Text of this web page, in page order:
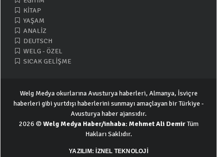
KİTAP
YAŞAM
ANALİZ
DEUTSCH
WELG - ÖZEL
SICAK GELİŞME
Welg Medya okurlarına Avusturya haberleri, Almanya, İsviçre
haberleri gibi yurtdışı haberlerini sunmayı amaçlayan bir Türkiye -
Avusturya haber ajansıdır.
2026 © Welg Medya Haber/inhaba: Mehmet Ali DemirTüm
Hakları Saklıdır.
YAZILIM: İZNEL TEKNOLOJİ